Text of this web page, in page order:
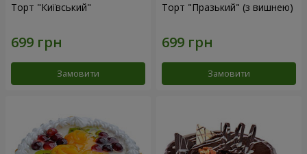
Торт "Київський"
Замовити
Торт "Празький" (з вишнею)
Замовити